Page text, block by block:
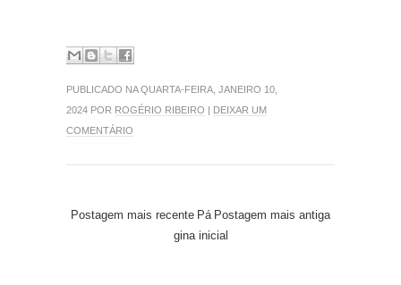
PUBLICADO NA QUARTA-FEIRA, JANEIRO 10,
2024 POR ROGÉRIO RIBEIRO
DEIXAR UM
COMENTÁRIO
Postagem mais recente Postagem mais antiga
Pá
gina inicial